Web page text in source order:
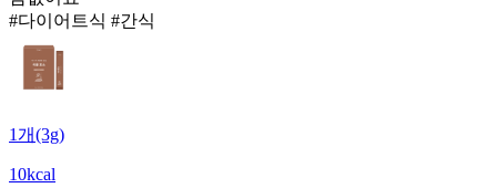
#다이어트식 #간식
1개(3g)
10kcal